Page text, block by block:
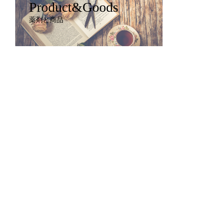
Product&Goods
薬剤と商品